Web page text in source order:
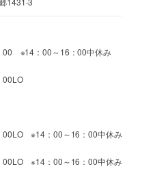
※14：00～16：00中休み
00LO
※14：00～16：00中休み
※14：00～16：00中休み